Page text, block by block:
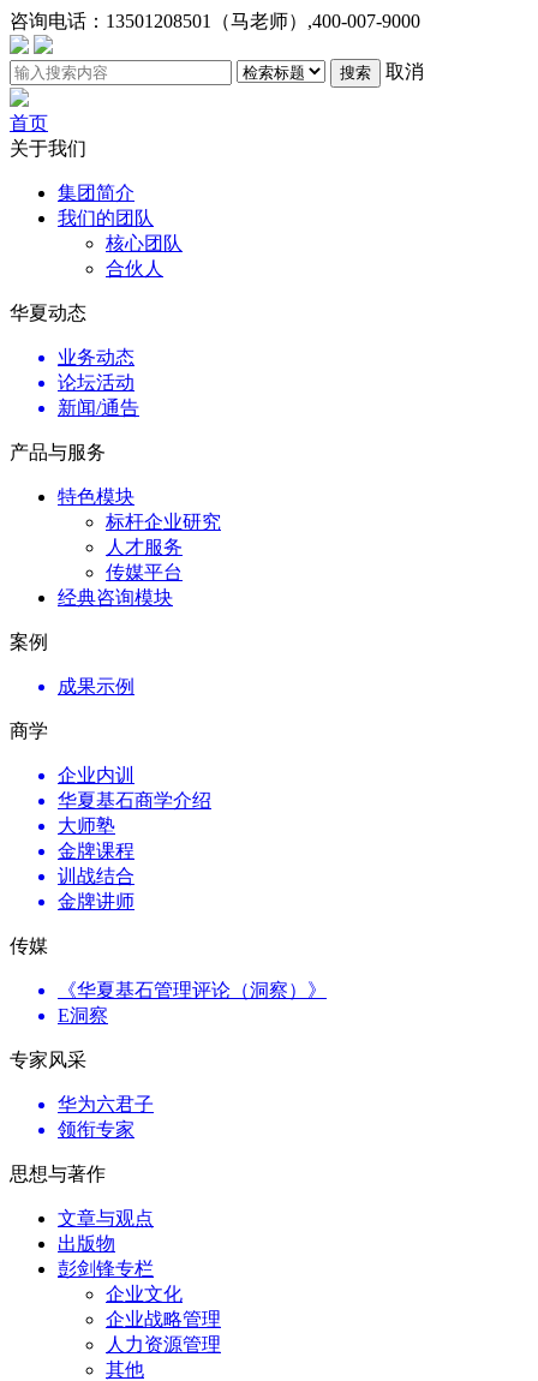
咨询电话： 13501208501（马老师）,400-007-9000
搜索 取消
首页
关于我们
集团简介
我们的团队
核心团队
合伙人
华夏动态
业务动态
论坛活动
新闻/通告
产品与服务
特色模块
标杆企业研究
人才服务
传媒平台
经典咨询模块
案例
成果示例
商学
企业内训
华夏基石商学介绍
大师塾
金牌课程
训战结合
金牌讲师
传媒
《华夏基石管理评论（洞察）》
E洞察
专家风采
华为六君子
领衔专家
思想与著作
文章与观点
出版物
彭剑锋专栏
企业文化
企业战略管理
人力资源管理
其他